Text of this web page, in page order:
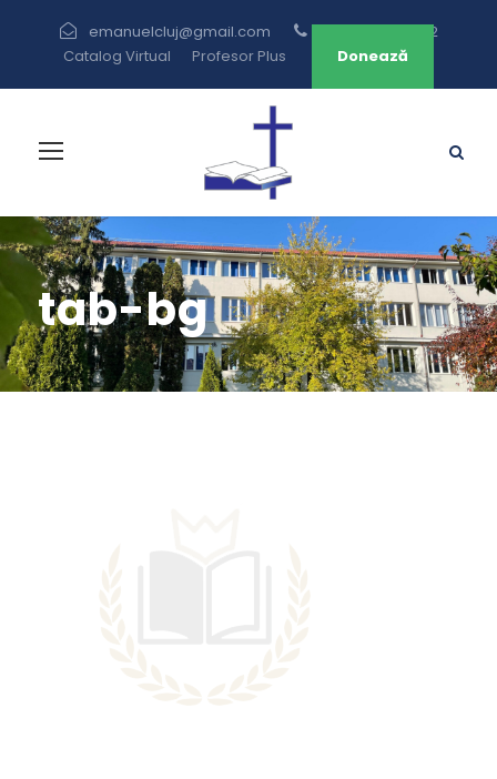
emanuelcluj@gmail.com
+40 264 433 582
Catalog Virtual
Profesor Plus Donează
tab-bg